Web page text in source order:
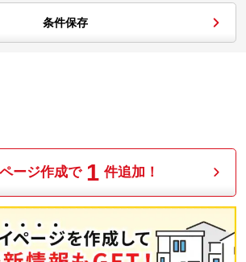
条件保存
ージ作成で 1 件追加！